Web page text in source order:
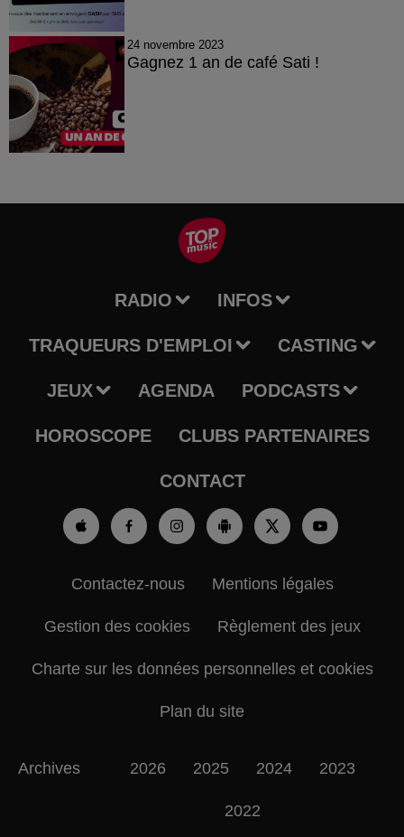
24 novembre 2023
Gagnez 1 an de café Sati !
RADIO INFOS
TRAQUEURS D'EMPLOI CASTING
JEUX AGENDA PODCASTS
HOROSCOPE CLUBS PARTENAIRES
CONTACT
Contactez-nous Mentions légales
Gestion des cookies Règlement des jeux
Charte sur les données personnelles et cookies
Plan du site
Archives 2026 2025 2024 2023
2022